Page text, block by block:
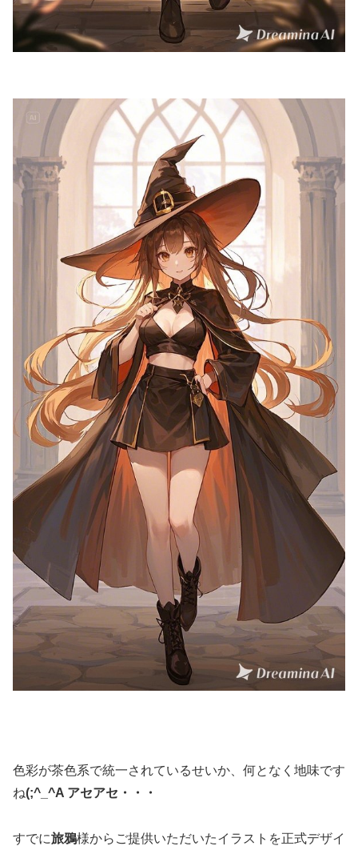
色彩が茶色系で統一されているせいか、何となく地味です
ね(;^_^A アセアセ・・・
すでに旅鴉様からご提供いただいたイラストを正式デザイ